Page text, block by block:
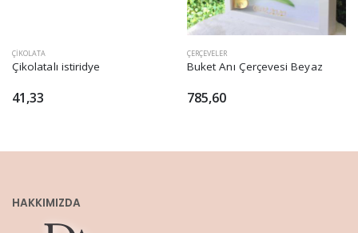
ÇIKOLATA
Çikolatalı istiridye
41,33
ÇERÇEVELER
Buket Anı Çerçevesi Beyaz
785,60
HAKKIMIZDA